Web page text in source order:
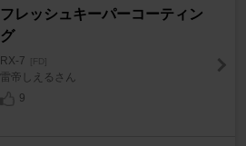
フレッシュキーパーコーティン
グ
RX-7 [FD]
雷帝しえるさん
9